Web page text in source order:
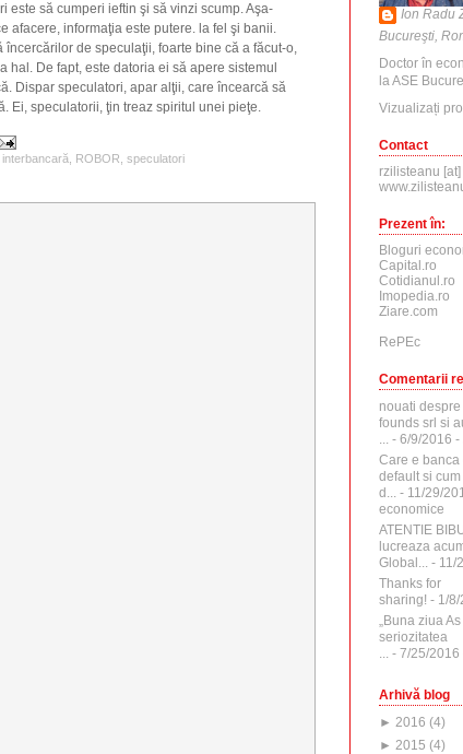
este să cumperi ieftin şi să vinzi scump. Aşa-
afacere, informaţia este putere. la fel şi banii.
de speculaţii, foarte bine că a făcut-o,
hal. De fapt, este datoria ei să apere sistemul
Dispar speculatori, apar alţii, care încearcă să
Ei, speculatorii, ţin treaz spiritul unei pieţe.
interbancară ROBOR speculatori
Ion Radu
Bucureşti,
Doctor în
la ASE
Vizualizați
Contact
rzilisteanu
Prezent în:
Bloguri
Capital.ro
Cotidianul.ro
Imopedia.ro
Ziare.com
RePEc
Comentarii
nouati
founds srl si
... - 6/9/2016 -
Care e banca
default si cum
d... - 11/29/
economice
ATENTIE
lucreaza
Global... - 11/
Thanks for
sharing! - 1/8/
„Buna ziua
seriozitatea
... - 7/25/2016
Arhivă blog
► 2016 (4)
► 2015 (4)